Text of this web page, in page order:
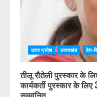
उत्तर प्रदेश उत्तराखंड देश-
तीलू रौतेली पुरस्कार के
कार्यकर्ती पुरस्कार के लिए